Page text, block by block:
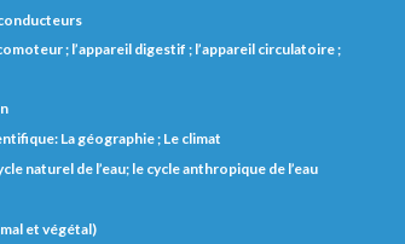
; l’appareil digestif ; l’appareil circulatoire ;
La géographie ; Le climat
naturel de l’eau; le cycle anthropique de l’eau
et végétal)